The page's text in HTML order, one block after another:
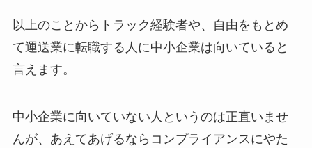
以上のことからトラック経験者や、自由をもとめ
て運送業に転職する人に中小企業は向いていると
言えます。
中小企業に向いていない人というのは正直いませ
んが、あえてあげるならコンプライアンスにやた